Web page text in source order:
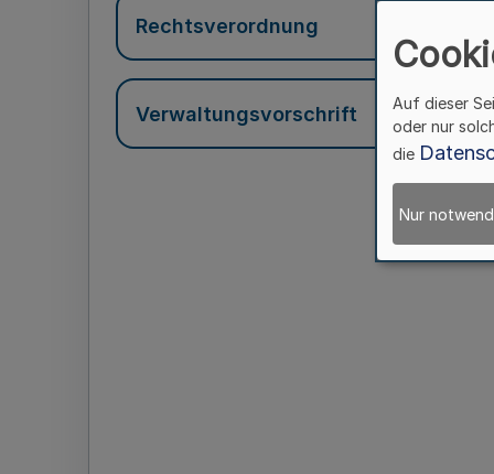
Rechtsverordnung
Verwaltungsvorschrift
Auf dieser
oder nur
die
Nur